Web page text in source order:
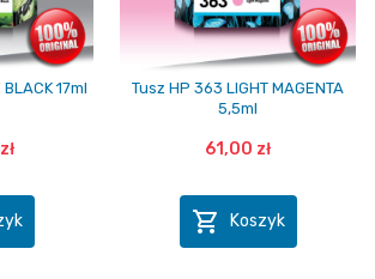
17ml
Tusz HP 363 LIGHT MAGENTA
5,5ml
61,00 zł
 Koszyk